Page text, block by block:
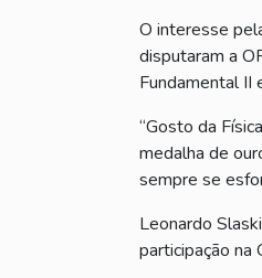
O interesse
disputaram a
Fundamental II
“Gosto da
medalha de
sempre se
Leonardo
participação na